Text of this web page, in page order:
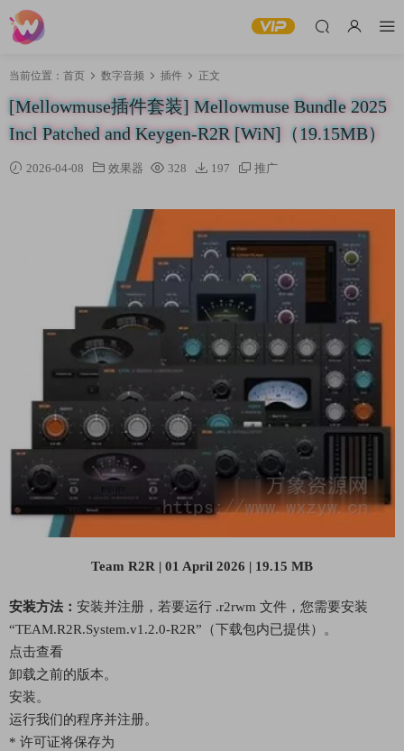
当前位置： 首页 数字音频 插件 正文
[Mellowmuse插件套装] Mellowmuse Bundle 2025
Incl Patched and Keygen-R2R [WiN]（19.15MB）
2026-04-08 效果器 328 197 推广
Team R2R | 01 April 2026 | 19.15 MB
安装方法： 安装并注册，若要运行 .r2rwm 文件，您需要安装
“TEAM.R2R.System.v1.2.0-R2R”（下载包内已提供）。
点击查看
卸载之前的版本。
安装。
运行我们的程序并注册。
* 许可证将保存为